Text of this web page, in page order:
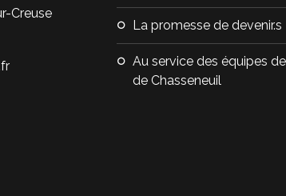
Creuse
La promesse de devenir.s
Au service des équipes
de Chasseneuil